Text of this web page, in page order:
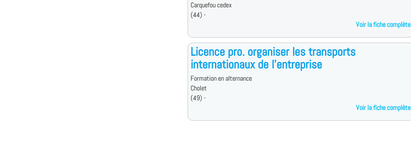
Carquefou cedex
(44) -
Voir la fiche complète
Licence pro. organiser les transports
internationaux de l'entreprise
Formation en alternance
Cholet
(49) -
Voir la fiche complète